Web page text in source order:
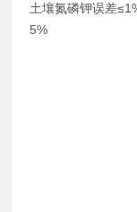
土壤氮磷钾误差
5%